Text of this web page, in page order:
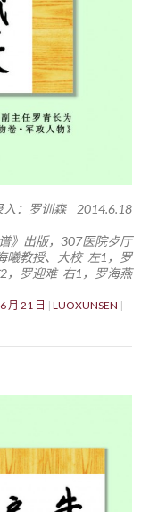
：罗训森 2014.6.18
》出版，307医院歺厅
曦教授、大校 左1，罗
，罗迎难 右1，罗海燕
月 21 日
LUOXUNSEN